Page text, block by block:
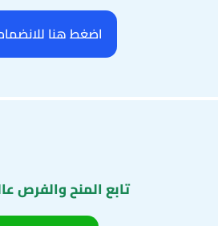
اضغط هنا
تابع المنح والفرص